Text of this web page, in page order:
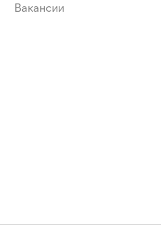
Вакансии